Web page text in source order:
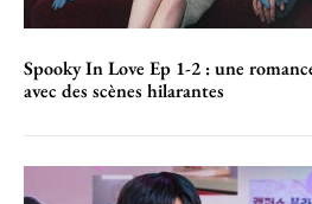
Spooky In Love Ep 1-2 : une
avec des scènes hilarantes